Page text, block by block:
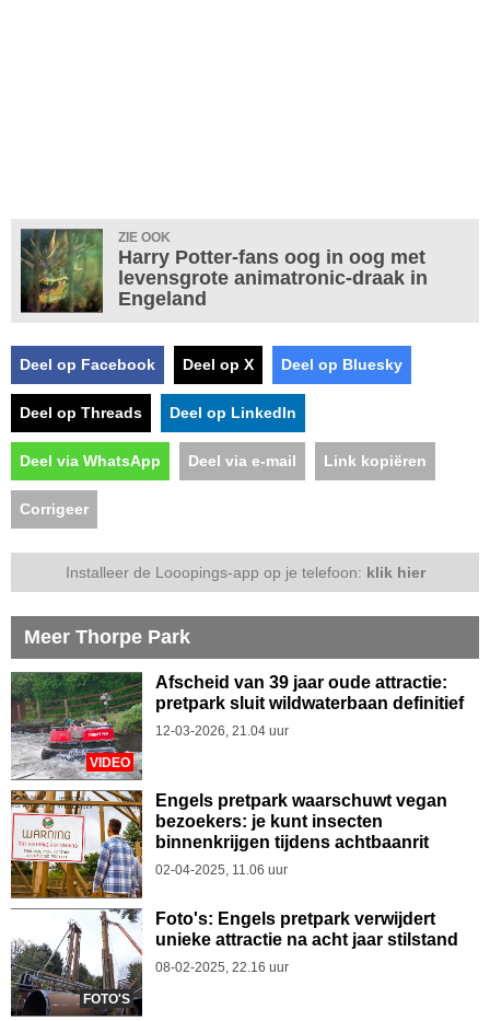
ZIE OOK
Harry Potter-fans oog in oog met
levensgrote animatronic-draak in
Engeland
Deel op Facebook Deel op X Deel op Bluesky
Deel op Threads Deel op LinkedIn
Deel via WhatsApp Deel via e-mail Link kopiëren
Corrigeer
Installeer de Looopings-app op je telefoon: klik hier
Meer Thorpe Park
VIDEO
Afscheid van 39 jaar oude attractie:
pretpark sluit wildwaterbaan definitief
12-03-2026, 21.04 uur
Engels pretpark waarschuwt vegan
bezoekers: je kunt insecten
binnenkrijgen tijdens achtbaanrit
02-04-2025, 11.06 uur
FOTO'S
Foto's: Engels pretpark verwijdert
unieke attractie na acht jaar stilstand
08-02-2025, 22.16 uur